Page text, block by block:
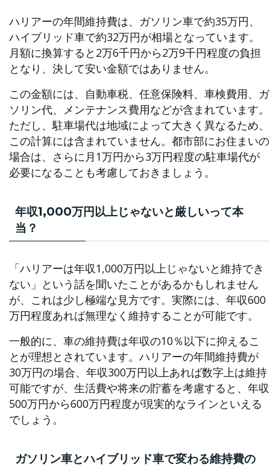
ハリアーの年間維持費は、ガソリン車で約35万円、
ハイブリッド車で約32万円が相場となっています。
月額に換算すると2万6千円から2万9千円程度の負担
となり、決して安い金額ではありません。
この金額には、自動車税、任意保険料、車検費用、ガ
ソリン代、メンテナンス費用などが含まれています。
ただし、駐車場代は地域によって大きく異なるため、
この計算には含まれていません。都市部にお住まいの
場合は、さらに月1万円から3万円程度の駐車場代が
必要になることも考慮しておきましょう。
年収1,000万円以上じゃないと厳しいって本
当？
「ハリアーは年収1,000万円以上じゃないと維持でき
ない」という話を聞いたことがあるかもしれません
が、これは少し極端な見方です。実際には、年収600
万円程度あれば無理なく維持することが可能です。
一般的に、車の維持費は年収の10％以下に抑えるこ
とが理想とされています。ハリアーの年間維持費が
30万円の場合、年収300万円以上あれば数字上は維持
可能ですが、生活費や将来の貯蓄を考慮すると、年収
500万円から600万円程度が現実的なラインといえる
でしょう。
ガソリン車とハイブリッド車で変わる維持費の